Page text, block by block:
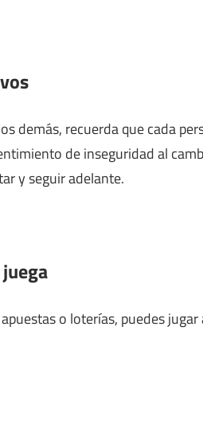
demás, recuerda que cada
de inseguridad al
y seguir adelante.
o loterías, puedes jugar